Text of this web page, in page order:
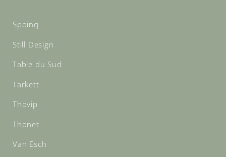
Spoinq
Still Design
Table du Sud
Tarkett
Thovip
Thonet
Van Esch